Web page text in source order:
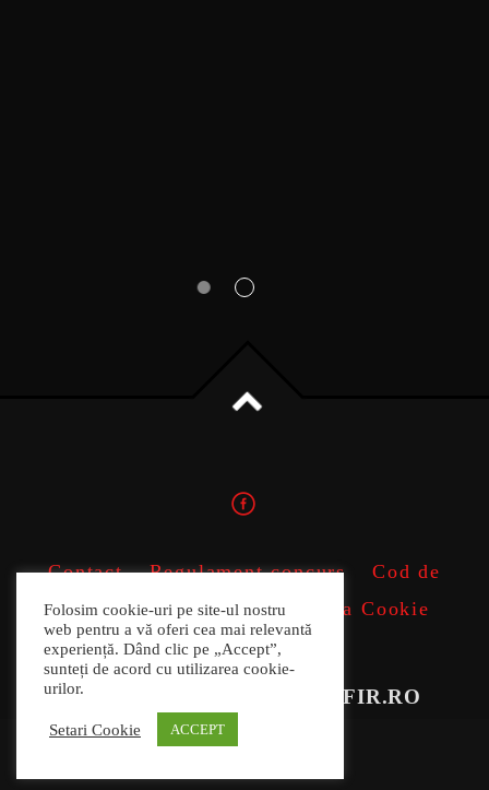
Contact Regulament concurs
Cod de
conduita profesionala
Politica Cookie
ANPC
COPYRIGHT 2022 RADIOFIR.RO
Folosim cookie-uri pe site-ul nostru
web pentru a vă oferi cea mai relevantă
experiență. Dând clic pe „Accept”,
sunteți de acord cu utilizarea cookie-
urilor.
Setari Cookie ACCEPT